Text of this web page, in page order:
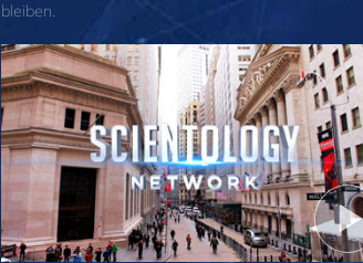
bleiben.